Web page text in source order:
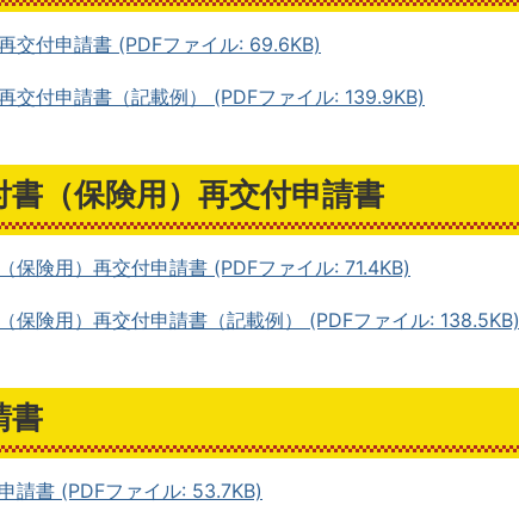
交付申請書 (PDFファイル: 69.6KB)
交付申請書（記載例） (PDFファイル: 139.9KB)
書（保険用）再交付申請書
保険用）再交付申請書 (PDFファイル: 71.4KB)
保険用）再交付申請書（記載例） (PDFファイル: 138.5KB)
書
請書 (PDFファイル: 53.7KB)